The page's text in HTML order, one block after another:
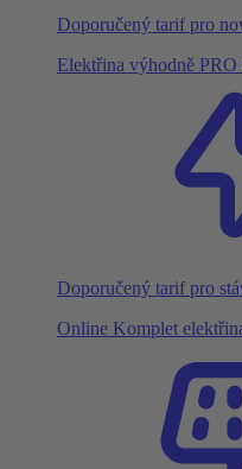
Doporučený tarif pro
Elektřina výhodně
Doporučený tarif pro
Online Komplet